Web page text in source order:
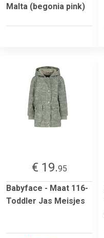
Malta (begonia pink)
€ 19.95
Babyface - Maat 116-
Toddler Jas Meisjes